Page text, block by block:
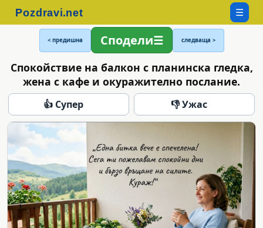
☰
< предишна Сподели следваща >
Спокойствие на балкон с планинска гледка,
жена с кафе и окуражително послание.
👍 Супер 👎 Ужас